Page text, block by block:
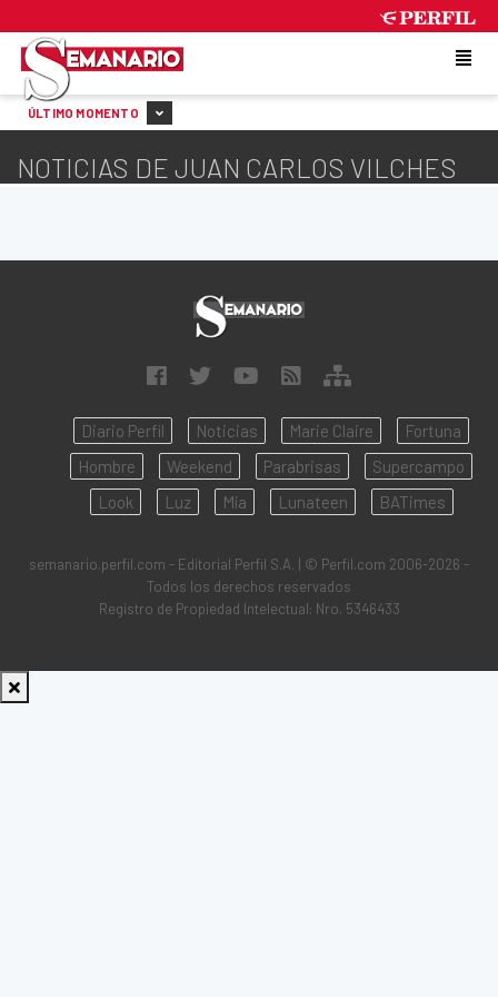
ÚLTIMO MOMENTO
NOTICIAS DE JUAN CARLOS VILCHES
Diario Perfil Noticias Marie Claire
Fortuna
Hombre
Weekend Parabrisas
Supercampo
Look
Luz Mía Lunateen BATimes
semanario.perfil.com - Editorial Perfil S.A. | © Perfil.com 2006-2026 -
Todos los derechos reservados
Registro de Propiedad Intelectual: Nro. 5346433